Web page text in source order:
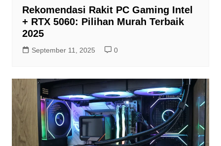
Rekomendasi Rakit PC Gaming Intel
+ RTX 5060: Pilihan Murah Terbaik
2025
September 11, 2025 0